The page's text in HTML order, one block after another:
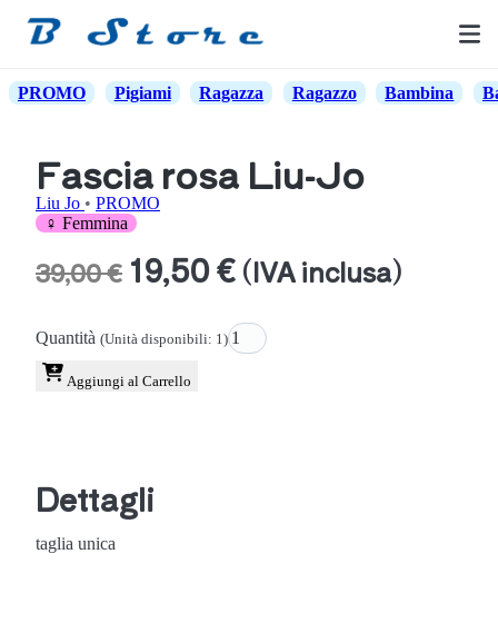
PROMO Pigiami Ragazza Ragazzo Bambina
Fascia rosa Liu-Jo
Liu Jo • PROMO
♀ Femmina
39,00 € 19,50 € (IVA inclusa)
Quantità (Unità disponibili: 1)
Aggiungi al Carrello
Dettagli
taglia unica